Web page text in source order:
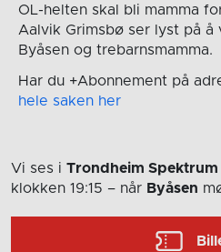
OL-helten skal bli mamma
Aalvik Grimsbø ser lyst på
Byåsen og trebarnsmamma.
Har du +Abonnement på
hele saken her
Vi ses i Trondheim Spektrum
klokken 19:15 – når Byåsen